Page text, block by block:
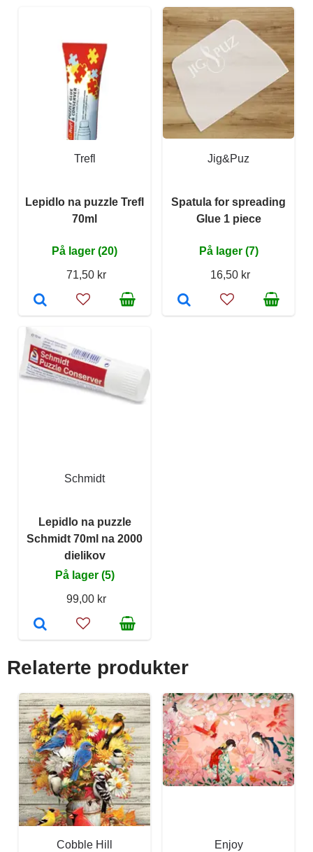
Trefl
Lepidlo na puzzle Trefl
70ml
På lager (20)
71,50 kr
Jig&Puz
Spatula for spreading
Glue 1 piece
På lager (7)
16,50 kr
Schmidt
Lepidlo na puzzle
Schmidt 70ml na 2000
dielikov
På lager (5)
99,00 kr
Relaterte produkter
Cobble Hill Enjoy